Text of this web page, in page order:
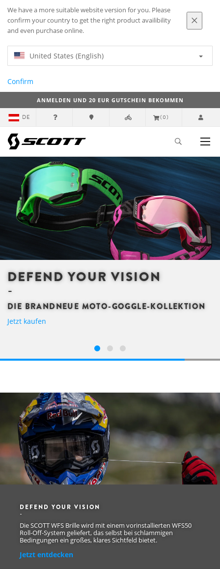
We have a more suitable website version for you. Please
confirm your country to get the right product availibility
and even purchase online.
United States (English)
Confirm
ANMELDEN UND 20 EUR GUTSCHEIN BEKOMMEN
DE (0)
DEFEND YOUR VISION
DIE BRANDNEUE MOTO-GOGGLE-KOLLEKTION
Jetzt kaufen
DEFEND YOUR VISION
Die SCOTT WFS Brille wird mit einem vorinstallierten WFS50
Roll-Off-System geliefert, das selbst bei schlammigen
Bedingungen ein großes, klares Sichtfeld bietet.
Jetzt entdecken